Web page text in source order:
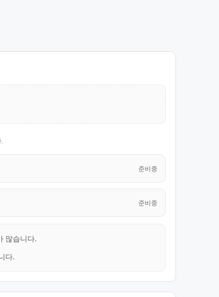
준비중
준비중
많습니다.
다.